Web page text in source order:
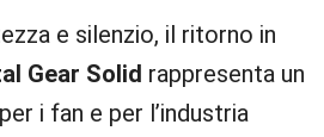
e silenzio, il ritorno in
Gear Solid rappresenta un
i fan e per l’industria